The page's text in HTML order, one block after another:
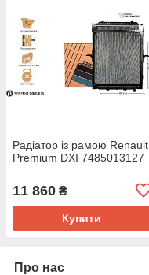
Радіатор із рамою Renault
Premium DXI 7485013127
11 860 ₴
Купити
Про нас